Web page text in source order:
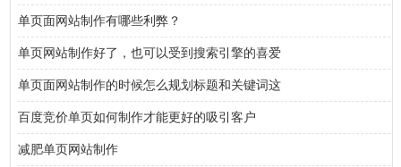
单页面网站制作有哪些利弊？
单页网站制作好了，也可以受到搜索引擎的喜爱
单页面网站制作的时候怎么规划标题和关键词这
百度竞价单页如何制作才能更好的吸引客户
减肥单页网站制作